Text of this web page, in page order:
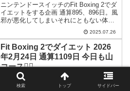
ニンテンドースイッチのFit Boxing 2でダ
イエットをする企画 通算895、896日。風
邪が悪化してしまいそれにともない体重
も信じられないくらい増加しています( -
2025.07.26
Fit Boxing 2でダイエット 2026
年2月24日 通算1109日 今日も山
コース🚶‍♀️
ニンテンドースイッチのFit Boxing 2でダ
イエットをする企画 通算1109日。今日も
検索 トップ サイドバー